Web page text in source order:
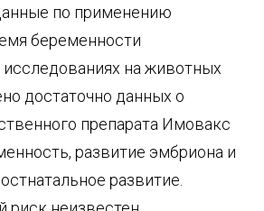
по применению
беременности
исследованиях на животных
достаточно данных о
препарата Имовакс
развитие эмбриона и
развитие.